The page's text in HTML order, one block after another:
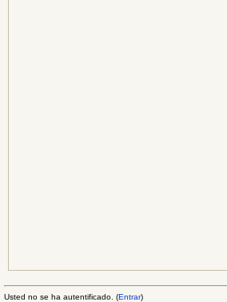
Usted no se ha autentificado. (Entrar)